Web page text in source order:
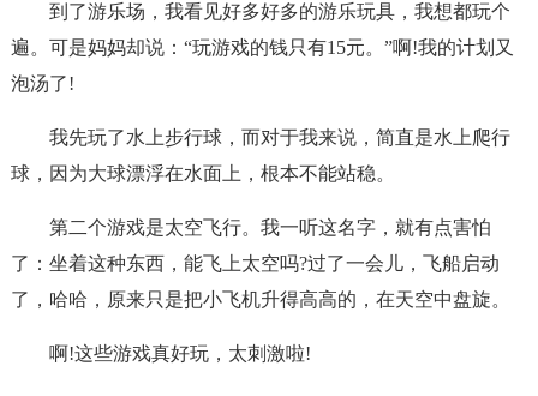
到了游乐场，我看见好多好多的游乐玩具，我想都玩个
遍。可是妈妈却说：“玩游戏的钱只有15元。”啊!我的计划又
泡汤了!
我先玩了水上步行球，而对于我来说，简直是水上爬行
球，因为大球漂浮在水面上，根本不能站稳。
第二个游戏是太空飞行。我一听这名字，就有点害怕
了：坐着这种东西，能飞上太空吗?过了一会儿，飞船启动
了，哈哈，原来只是把小飞机升得高高的，在天空中盘旋。
啊!这些游戏真好玩，太刺激啦!